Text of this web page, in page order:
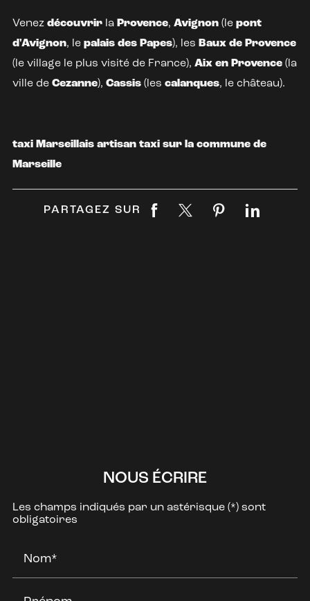
Venez découvrirla Provence, Avignon(le pont
d'Avignon, le palais des Papes), les Baux de Provence
(le village le plus visité de France), Aix en Provence(la
ville de Cezanne), Cassis(les calanques, le château).
taxi Marseillais artisan taxi sur la commune de
Marseille
PARTAGEZ SUR
NOUS ÉCRIRE
Les champs indiqués par un astérisque (*) sont
obligatoires
Nom*